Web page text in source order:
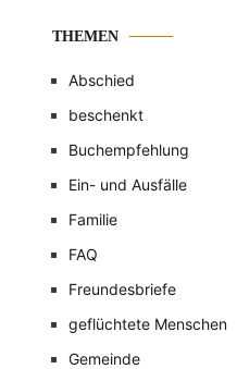
THEMEN
Abschied
beschenkt
Buchempfehlung
Ein- und Ausfälle
Familie
FAQ
Freundesbriefe
geflüchtete Menschen
Gemeinde